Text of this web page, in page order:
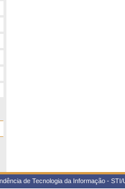
de Tecnologia da Informação -